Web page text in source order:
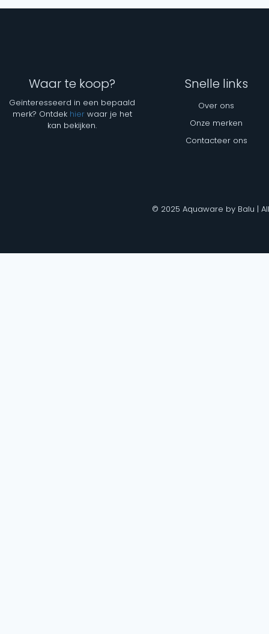
Waar te koop?
Geïnteresseerd in een bepaald
merk? Ontdek hierwaar je het
kan bekijken.
Snelle links
Over ons
Onze merken
Contacteer ons
© 2025 Aquaware by Balu |